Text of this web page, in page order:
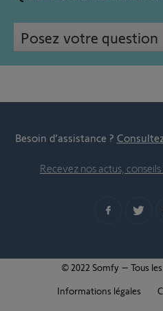
Posez votre question
Besoin d’assistance ?
Recevez nos actus,
© 2022 Somfy – Tous
Informations légales